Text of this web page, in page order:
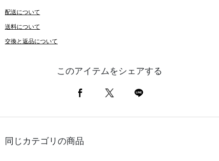
配送について
送料について
交換と返品について
このアイテムをシェアする
同じカテゴリの商品